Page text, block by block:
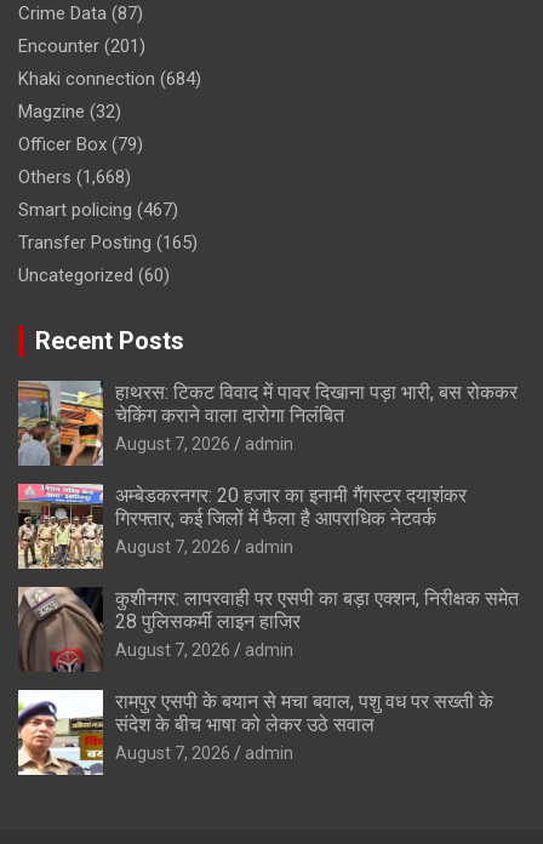
Crime Data (87)
Encounter (201)
Khaki connection (684)
Magzine (32)
Officer Box (79)
Others (1,668)
Smart policing (467)
Transfer Posting (165)
Uncategorized (60)
Recent Posts
हाथरस: टिकट विवाद में पावर दिखाना पड़ा भारी, बस रोककर
चेकिंग कराने वाला दारोगा निलंबित
August 7, 2026 admin
अम्बेडकरनगर: 20 हजार का इनामी गैंगस्टर दयाशंकर
गिरफ्तार, कई जिलों में फैला है आपराधिक नेटवर्क
August 7, 2026 admin
कुशीनगर: लापरवाही पर एसपी का बड़ा एक्शन, निरीक्षक समेत
28 पुलिसकर्मी लाइन हाजिर
August 7, 2026 admin
रामपुर एसपी के बयान से मचा बवाल, पशु वध पर सख्ती के
संदेश के बीच भाषा को लेकर उठे सवाल
August 7, 2026 admin